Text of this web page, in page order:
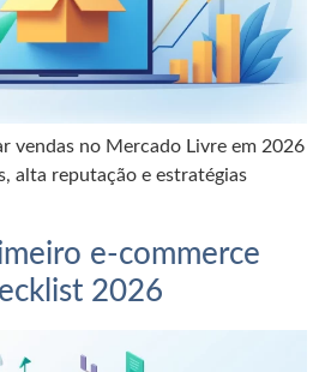
vendas no Mercado Livre em 2026
alta reputação e estratégias
e-commerce
2026